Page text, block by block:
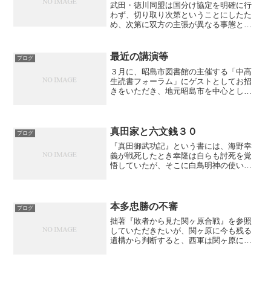
武田・徳川同盟は国分け協定を明確に行
わず、切り取り次第ということにしたた
め、次第に双方の主張が異なる事態とな
月上杉謙信の拠点北信濃飯山を攻め、加
賀越中一向一揆に越後を窺わ...
ブログ 最近の講演等
３月に、昭島市図書館の主催する「中高
生読書フォーラム」にゲストとしてお招
きをいただき、地元昭島市を中心とした
すごさにびっくりしました...
ブログ 真田家と六文銭３０
『真田御武功記』という書には、海野幸
義が戦死したとき幸隆は自らも討死を覚
悟していたが、そこに白鳥明神の使いと
望を達するときが来ます。」...
ブログ 本多忠勝の不審
拙著『敗者から見た関ヶ原合戦』を参照
していただきたいが、関ヶ原に今も残る
遺構から判断すると、西軍は関ヶ原に先